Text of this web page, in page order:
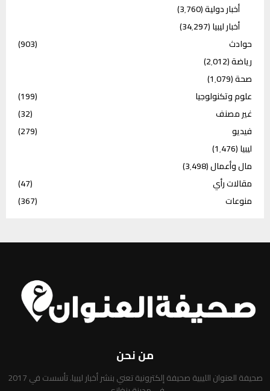
أخبار دولية(3٬760)
أخبار ليبيا(34٬297)
حوادث
(903)
رياضة(2٬012)
صحة(1٬079)
علوم وتكنولوجيا
(199)
غير مصنف
(32)
فيديو
(279)
ليبيا(1٬476)
مال وأعمال(3٬498)
مقالات رأي
(47)
منوعات
(367)
من نحن
صحيفة العنوان الليبية صحيفة إلكترونية تعني بنشر أخبار ليبيا. تأسست في 2017